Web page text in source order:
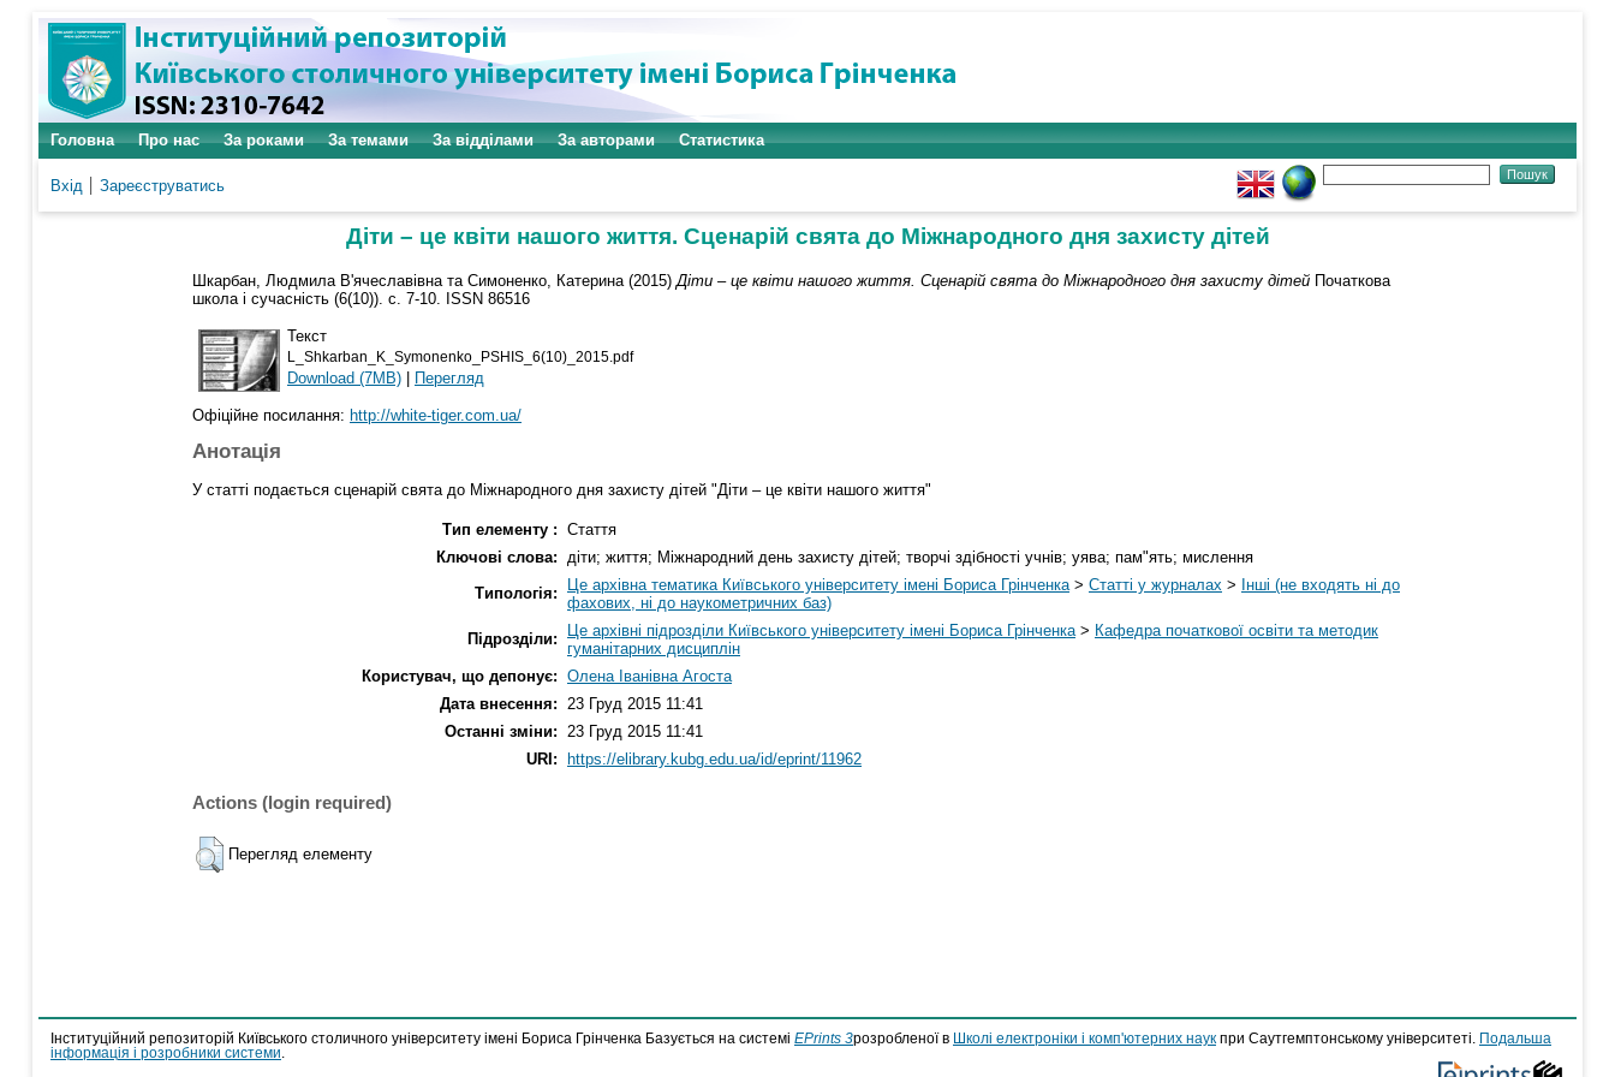
Головна Про нас За роками За темами За відділами За авторами Статистика
Вхід Зареєструватись
Діти – це квіти нашого життя. Сценарій свята до Міжнародного дня захисту дітей
Шкарбан, Людмила В'ячеславівна та Симоненко, Катерина (2015) Діти – це квіти нашого життя. Сценарій свята до Міжнародного дня захисту дітей Початкова
школа і сучасність (6(10)). с. 7-10. ISSN 86516
Текст
L_Shkarban_K_Symonenko_PSHIS_6(10)_2015.pdf
Download (7MB) | Перегляд
Офіційне посилання: http://white-tiger.com.ua/
Анотація
У статті подається сценарій свята до Міжнародного дня захисту дітей "Діти – це квіти нашого життя"
Тип елементу : Стаття
Ключові слова:
діти; життя; Міжнародний день захисту дітей; творчі здібності учнів; уява; пам"ять; мислення
Типологія:
Це архівна тематика Київського університету імені Бориса Грінченка > Статті у журналах > Інші (не входять ні до
фахових, ні до наукометричних баз)
Підрозділи:
Це архівні підрозділи Київського університету імені Бориса Грінченка > Кафедра початкової освіти та методик
гуманітарних дисциплін
Користувач, що депонує: Олена Іванівна Агоста
Дата внесення:
23 Груд 2015 11:41
Останні зміни:
23 Груд 2015 11:41
URI:
https://elibrary.kubg.edu.ua/id/eprint/11962
Actions (login required)
Перегляд елементу
Інституційний репозиторій Київського столичного університету імені Бориса Грінченка Базується на системі EPrints 3розробленої в Школі електроніки і комп'ютерних наук при Саутгемптонському університеті.
Подальша
інформація і розробники системи